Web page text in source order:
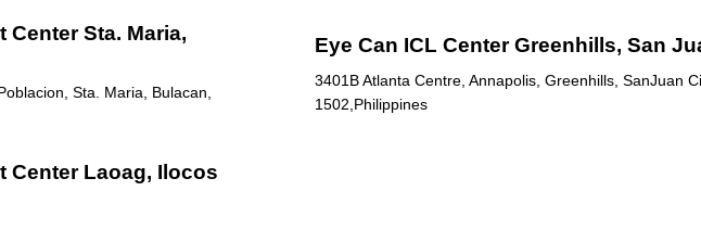
Center Sta. Maria,
Sta. Maria, Bulacan,
Eye Can ICL Center Greenhills, San
3401B Atlanta Centre, Annapolis, Greenhills, SanJuan
1502,Philippines
Center Laoag, Ilocos